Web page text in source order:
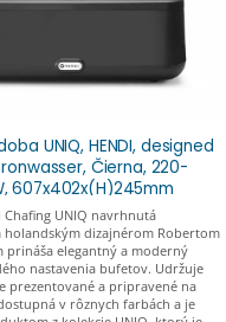
UNIQ, HENDI, designed
Čierna, 220-
607x402x(H)245mm
Kód: 470411
Chafing UNIQ navrhnutá
holandským dizajnérom Robertom
prináša elegantný a moderný
nastavenia bufetov. Udržuje
prezentované a pripravené na
v rôznych farbách a je